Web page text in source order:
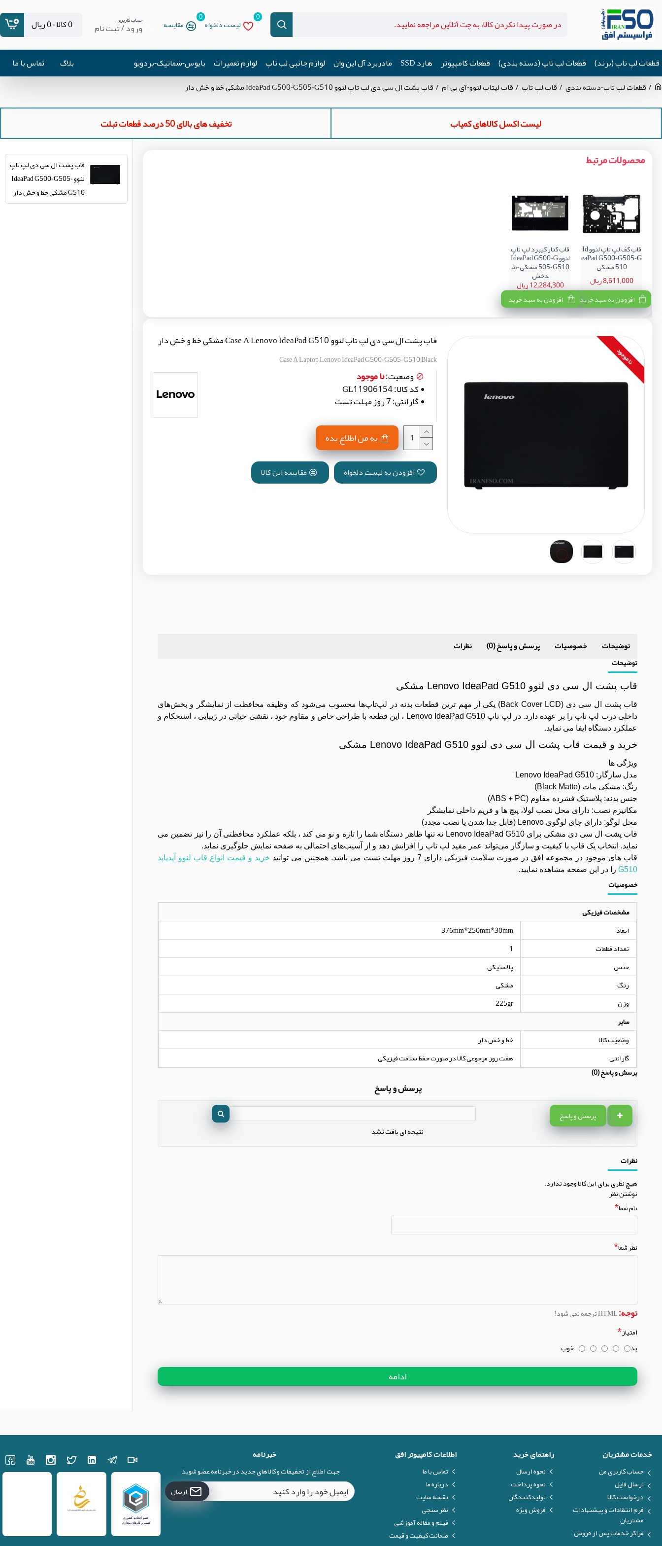
لیست دلخواه
0
مقایسه
0 حساب کاربری
ورود / ثبت نام 0 کالا - 0 ریال
قطعات لپ تاپ (برند) قطعات لپ تاپ (دسته بندی) قطعات کامپیوتر هارد SSD مادربرد آل این وان لوازم جانبی لپ تاپ لوازم تعمیرات بایوس-شماتیک-بردویو بلاگ تماس با ما
قطعات لپ تاپ-دسته بندی قاب لپ تاپ قاب لپتاپ لنوو-آی بی ام قاب پشت ال سی دی لپ تاپ لنوو IdeaPad G500-G505-G510 مشکی خط و خش دار
لیست اکسل کالاهای کمیاب تخفیف های بالای 50 درصد قطعات تبلت
محصولات مرتبط
قاب کف لپ تاپ لنوو Id
eaPad G500-G505-G
510 مشکی
8,611,000 ریال
افزودن به سبد خرید
قاب کنار کیبرد لپ تاپ
لنوو IdeaPad G500-G
505-G510 مشکی-ض
دخش
12,284,300 ریال
افزودن به سبد خرید
نا موجود
قاب پشت ال سی دی لپ تاپ لنوو Case A Lenovo IdeaPad G510 مشکی خط و خش دار
Case A Laptop Lenovo IdeaPad G500-G505-G510 Black
وضعیت:نا موجود
کد کالا:GL11906154
گارانتی:7 روز مهلت تست
به من اطلاع بده
افزودن به لیست دلخواه مقایسه این کالا
توضیحات خصوصیات پرسش و پاسخ (0) نظرات
توضیحات
قاب پشت ال سی دی لنوو Lenovo IdeaPad G510 مشکی
قاب پشت ال ‌سی ‌دی (Back Cover LCD) یکی از مهم ‌ترین قطعات بدنه در لپ‌تاپ‌ها محسوب می‌شود که وظیفه محافظت از نمایشگر و بخش‌های
داخلی درب لپ ‌تاپ را بر عهده دارد. در لپ‌ تاپ Lenovo IdeaPad G510 ، این قطعه با طراحی خاص و مقاوم خود ، نقشی حیاتی در زیبایی ، استحکام و
عملکرد دستگاه ایفا می نماید.
خرید و قیمت قاب پشت ال سی دی لنوو Lenovo IdeaPad G510 مشکی
ویژگی ‌ها
مدل سازگار: Lenovo IdeaPad G510
رنگ: مشکی مات (Black Matte)
جنس بدنه: پلاستیک فشرده مقاوم (ABS + PC)
مکانیزم نصب: دارای محل نصب لولا، پیچ‌ ها و فریم داخلی نمایشگر
محل لوگو: دارای جای لوگوی Lenovo (قابل جدا شدن یا نصب مجدد)
قاب پشت ال‌ سی ‌دی مشکی برای Lenovo IdeaPad G510 نه‌ تنها ظاهر دستگاه شما را تازه و نو می ‌کند ، بلکه عملکرد محافظتی آن را نیز تضمین می
‌نماید. انتخاب یک قاب با کیفیت و سازگار می‌تواند عمر مفید لپ ‌تاپ را افزایش دهد و از آسیب‌های احتمالی به صفحه نمایش جلوگیری نماید.
قاب های موجود در مجموعه افق در صورت سلامت فیزیکی دارای 7 روز مهلت تست می باشد. همچنین می توانید
خرید و قیمت انواع قاب لنوو آیدیاپد
G510 را در این صفحه مشاهده نمایید.
خصوصیات
مشخصات فیزیکی
ابعاد
376mm*250mm*30mm
تعداد قطعات
1
جنس
پلاستیکی
رنگ
مشکی
وزن
225gr
سایر
وضعیت کالا
خط و خش دار
گارانتی
هفت روز مرجوعی کالا در صورت حفظ سلامت فیزیکی
پرسش و پاسخ (0)
پرسش و پاسخ
پرسش و پاسخ
نتیجه ای یافت نشد
نظرات
هیچ نظری برای این کالا وجود ندارد.
نوشتن نظر
نام شما
نظر شما
توجه:
امتیاز
بد
خوب
ادامه
قاب پشت ال سی دی لپ تاپ
لنوو IdeaPad G500-G505-
G510 مشکی خط و خش دار
خدمات مشتریان
حساب کاربری من
ارسال فایل
درخواست کالا
فرم انتقادات و پیشنهادات
مشتریان
مراکز خدمات پس از فروش
راهنمای خرید
نحوه ارسال
نحوه پرداخت
تولیدکنندگان
فروش ویژه
اطلاعات کامپیوتر افق
تماس با ما
درباره ما
نقشه سایت
نظر سنجی
فیلم و مقاله آموزشی
ضمانت کیفیت و قیمت
خبرنامه
جهت اطلاع از تخفیفات و کالاهای جدید در خبرنامه عضو شوید
ارسال